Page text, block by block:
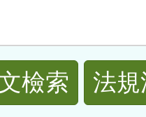
檢索
法